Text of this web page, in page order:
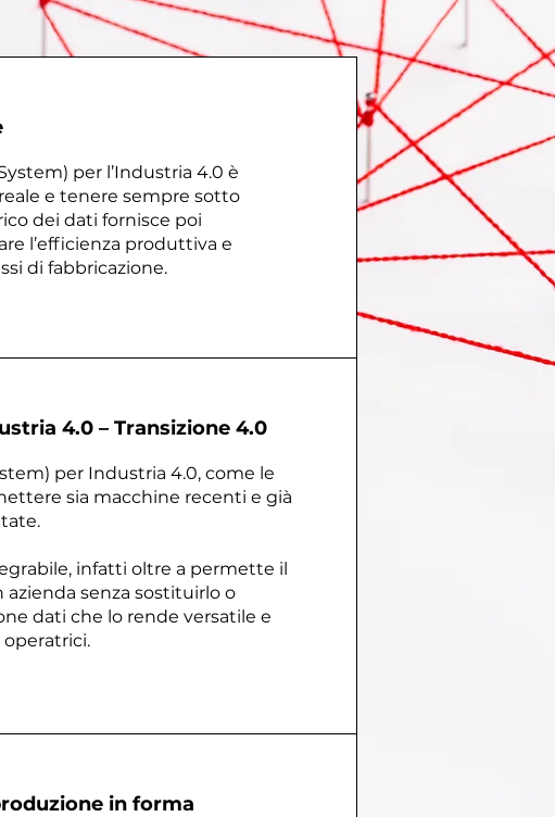
per l’Industria 4.0 è
e tenere sempre sotto
dei dati fornisce poi
l’efficienza produttiva e
di fabbricazione.
4.0 – Transizione 4.0
per Industria 4.0, come le
sia macchine recenti e già
infatti oltre a permette il
senza sostituirlo o
dati che lo rende versatile e
in forma